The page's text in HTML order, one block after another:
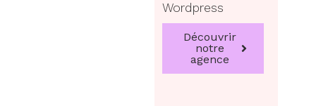
Wordpress
Découvrir
notre
agence